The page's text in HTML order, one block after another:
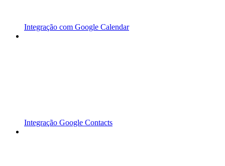
Integração com Google Calendar
Integração Google Contacts